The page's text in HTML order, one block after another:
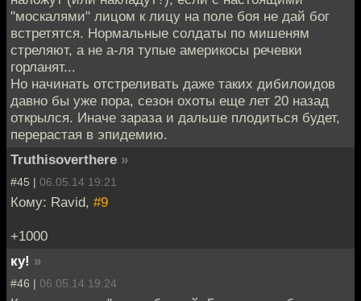
"москалями" лицом к лицу на поле боя не дай бог
встретятся. Нормальные солдаты по мишеням
стреляют, а не а-ля тупые америкосы речевки
горланят...
Но начинать отстреливать даже таких дибилоидов
давно бы уже пора, сезон охоты еще лет 20 назад
открылся. Иначе зараза и дальше плодиться будет,
перерастая в эпидемию.
Truthisoverthere »
#45 | 06.05.14 19:21
Кому: Ravid, #9
+1000
ку! »
#46 | 06.05.14 19:24